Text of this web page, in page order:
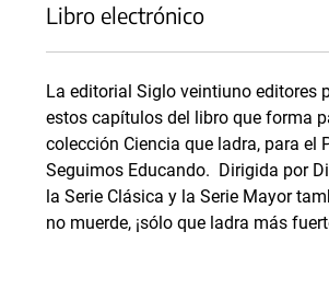
Libro electrónico
La editorial Siglo veintiuno editores
estos capítulos del libro que forma
colección Ciencia que ladra, para el
Seguimos Educando. Dirigida por
la Serie Clásica y la Serie Mayor
no muerde, ¡sólo que ladra más